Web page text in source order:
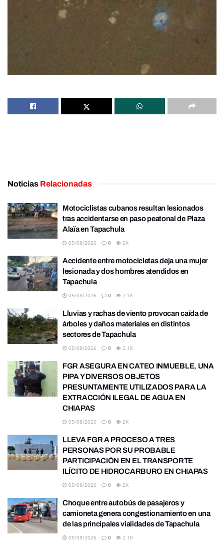
Noticias Relacionadas
Motociclistas cubanos resultan lesionados
tras accidentarse en paso peatonal de Plaza
Alaïa en Tapachula
05/08/2026 0 2K
Accidente entre motocicletas deja una mujer
lesionada y dos hombres atendidos en
Tapachula
05/08/2026 0 2.1K
Lluvias y rachas de viento provocan caída de
árboles y daños materiales en distintos
sectores de Tapachula
05/08/2026 0 2.1K
FGR ASEGURA EN CATEO INMUEBLE, UNA
PIPA Y DIVERSOS OBJETOS
PRESUNTAMENTE UTILIZADOS PARA LA
EXTRACCIÓN ILEGAL DE AGUA EN
CHIAPAS
05/08/2026 0 2K
LLEVA FGR A PROCESO A TRES
PERSONAS POR SU PROBABLE
PARTICIPACIÓN EN EL TRANSPORTE
ILÍCITO DE HIDROCARBURO EN CHIAPAS
05/08/2026 0 2K
Choque entre autobús de pasajeros y
camioneta genera congestionamiento en una
de las principales vialidades de Tapachula
05/08/2026 0 2.1K